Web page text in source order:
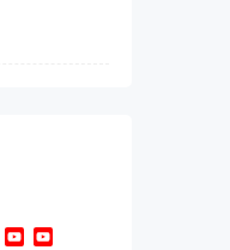
TwitterYouTube